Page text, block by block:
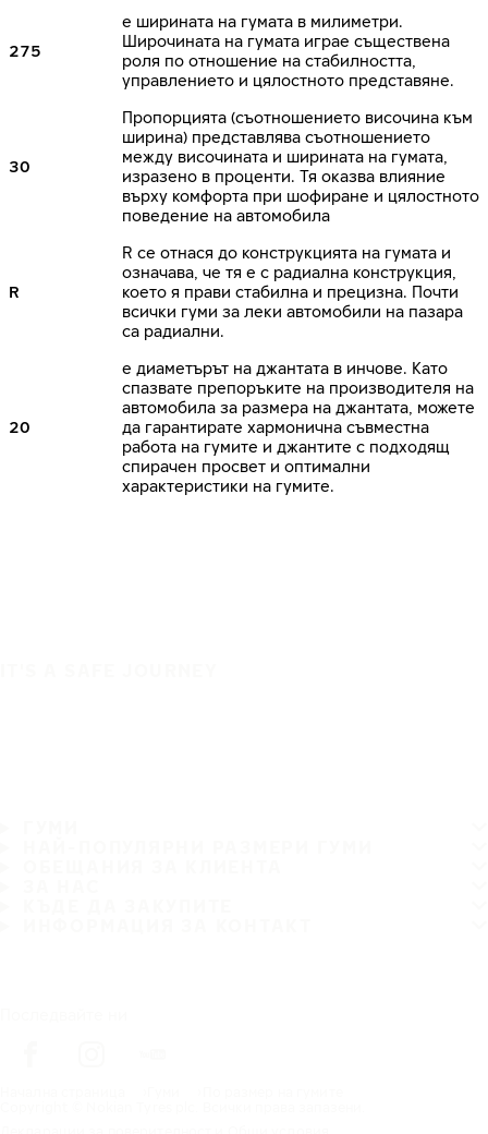
275
е ширината на гумата в милиметри.
Широчината на гумата играе съществена
роля по отношение на стабилността,
управлението и цялостното представяне.
30
Пропорцията (съотношението височина към
ширина) представлява съотношението
между височината и ширината на гумата,
изразено в проценти. Тя оказва влияние
върху комфорта при шофиране и цялостното
поведение на автомобила
R
R се отнася до конструкцията на гумата и
означава, че тя е с радиална конструкция,
което я прави стабилна и прецизна. Почти
всички гуми за леки автомобили на пазара
са радиални.
20
е диаметърът на джантата в инчове. Като
спазвате препоръките на производителя на
автомобила за размера на джантата, можете
да гарантирате хармонична съвместна
работа на гумите и джантите с подходящ
спирачен просвет и оптимални
характеристики на гумите.